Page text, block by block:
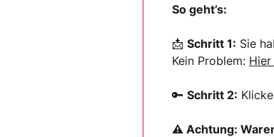
So geht’s:
📩 Schritt 1: Sie
Kein Problem:
🔑 Schritt 2:
⚠ Achtung: